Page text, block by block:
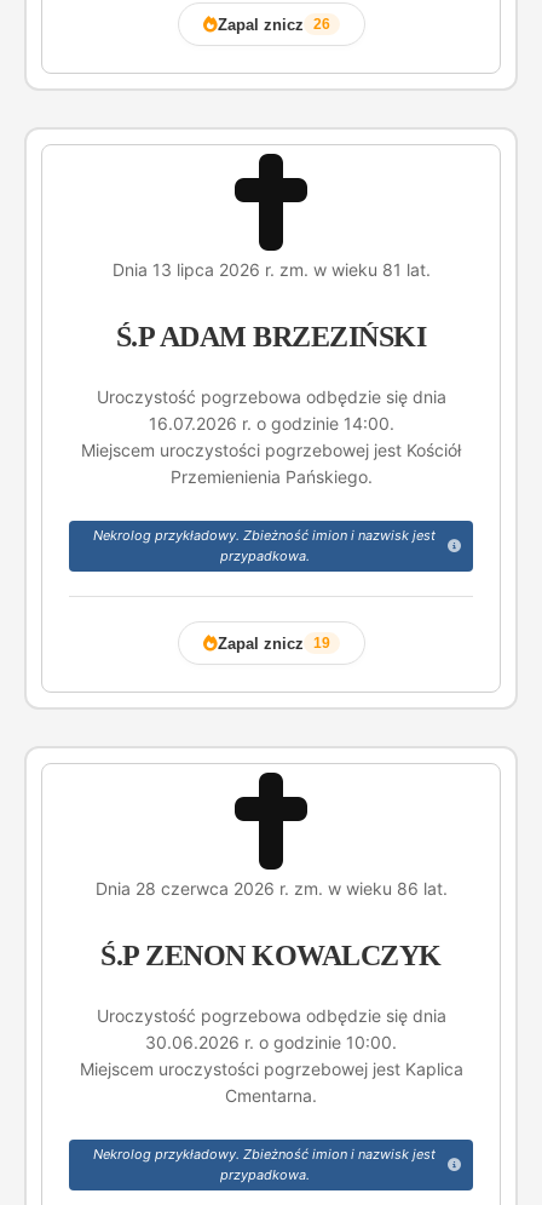
Zapal znicz 26
Dnia 13 lipca 2026 r. zm. w wieku 81 lat.
Ś.P ADAM BRZEZIŃSKI
Uroczystość pogrzebowa odbędzie się dnia
16.07.2026 r. o godzinie 14:00.
Miejscem uroczystości pogrzebowej jest Kościół
Przemienienia Pańskiego.
Nekrolog przykładowy. Zbieżność imion i nazwisk jest
przypadkowa.
Zapal znicz 19
Dnia 28 czerwca 2026 r. zm. w wieku 86 lat.
Ś.P ZENON KOWALCZYK
Uroczystość pogrzebowa odbędzie się dnia
30.06.2026 r. o godzinie 10:00.
Miejscem uroczystości pogrzebowej jest Kaplica
Cmentarna.
Nekrolog przykładowy. Zbieżność imion i nazwisk jest
przypadkowa.